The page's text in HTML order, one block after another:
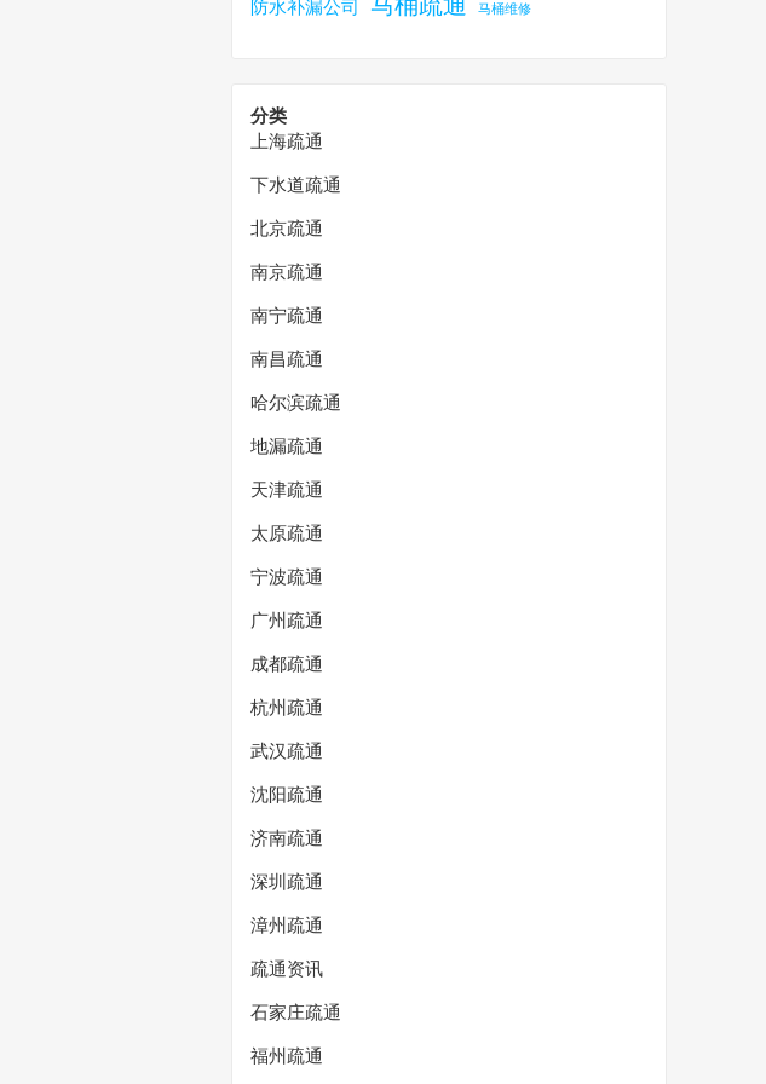
防水补漏公司
马桶疏通 马桶维修
分类
上海疏通
下水道疏通
北京疏通
南京疏通
南宁疏通
南昌疏通
哈尔滨疏通
地漏疏通
天津疏通
太原疏通
宁波疏通
广州疏通
成都疏通
杭州疏通
武汉疏通
沈阳疏通
济南疏通
深圳疏通
漳州疏通
疏通资讯
石家庄疏通
福州疏通